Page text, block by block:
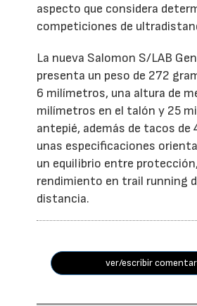
aspecto que considera
competiciones de
La nueva Salomon S/LAB
presenta un peso de 272
6 milímetros, una altura de
milímetros en el talón y 25
antepié, además de tacos de
unas especificaciones
un equilibrio entre
rendimiento en trail running
distancia.
ver/escribir